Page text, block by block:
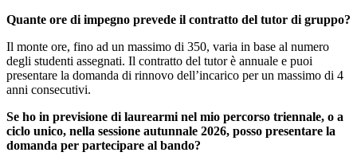
Quante ore di impegno prevede il contratto del tutor di gruppo?
Il monte ore, fino ad un massimo di 350, varia in base al numero
degli studenti assegnati. Il contratto del tutor è annuale e puoi
presentare la domanda di rinnovo dell’incarico per un massimo di 4
anni consecutivi.
Se ho in previsione di laurearmi nel mio percorso triennale, o a
ciclo unico, nella sessione autunnale 2026, posso presentare la
domanda per partecipare al bando?